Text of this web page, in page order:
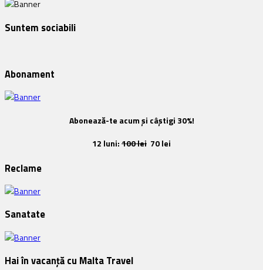
Suntem sociabili
Abonament
Abonează-te acum și câștigi 30%!
12 luni:100 lei 70 lei
Reclame
Sanatate
Hai în vacanță cu Malta Travel